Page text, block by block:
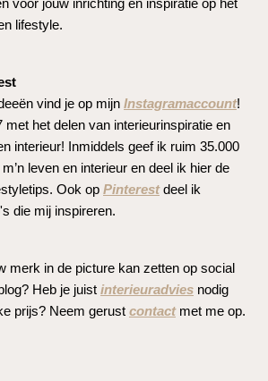
voor jouw inrichting en inspiratie op het
lifestyle.
vind je op mijn Instagramaccount!
met het delen van interieurinspiratie en
interieur! Inmiddels geef ik ruim 35.000
leven en interieur en deel ik hier de
Ook op Pinterestdeel ik
die mij inspireren.
merk in de picture kan zetten op social
Heb je juist interieuradvies nodig
prijs? Neem gerust contactmet me op.